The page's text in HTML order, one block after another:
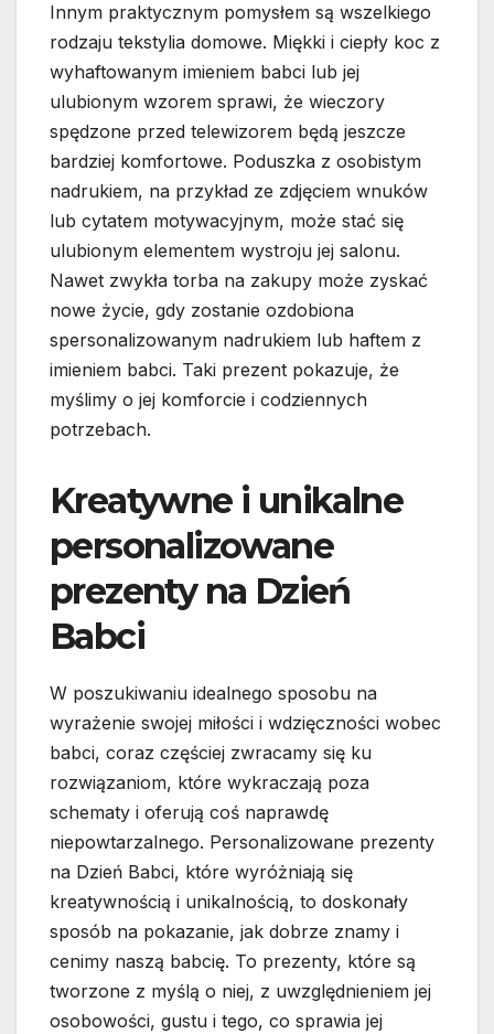
Innym praktycznym pomysłem są wszelkiego
rodzaju tekstylia domowe. Miękki i ciepły koc z
wyhaftowanym imieniem babci lub jej
ulubionym wzorem sprawi, że wieczory
spędzone przed telewizorem będą jeszcze
bardziej komfortowe. Poduszka z osobistym
nadrukiem, na przykład ze zdjęciem wnuków
lub cytatem motywacyjnym, może stać się
ulubionym elementem wystroju jej salonu.
Nawet zwykła torba na zakupy może zyskać
nowe życie, gdy zostanie ozdobiona
spersonalizowanym nadrukiem lub haftem z
imieniem babci. Taki prezent pokazuje, że
myślimy o jej komforcie i codziennych
potrzebach.
Kreatywne i unikalne
personalizowane
prezenty na Dzień
Babci
W poszukiwaniu idealnego sposobu na
wyrażenie swojej miłości i wdzięczności wobec
babci, coraz częściej zwracamy się ku
rozwiązaniom, które wykraczają poza
schematy i oferują coś naprawdę
niepowtarzalnego. Personalizowane prezenty
na Dzień Babci, które wyróżniają się
kreatywnością i unikalnością, to doskonały
sposób na pokazanie, jak dobrze znamy i
cenimy naszą babcię. To prezenty, które są
tworzone z myślą o niej, z uwzględnieniem jej
osobowości, gustu i tego, co sprawia jej